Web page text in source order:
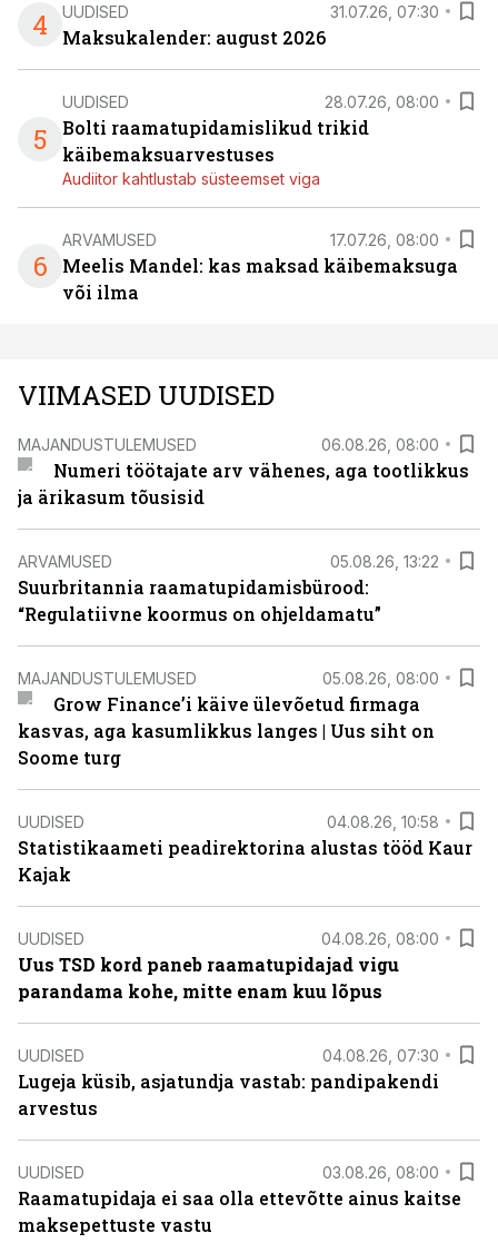
4 UUDISED 31.07.26, 07:30
Maksukalender: august 2026
5
UUDISED 28.07.26, 08:00
Bolti raamatupidamislikud trikid
käibemaksuarvestuses
Audiitor kahtlustab süsteemset viga
6
ARVAMUSED 17.07.26, 08:00
Meelis Mandel: kas maksad käibemaksuga
või ilma
VIIMASED UUDISED
MAJANDUSTULEMUSED 06.08.26, 08:00
Numeri töötajate arv vähenes, aga tootlikkus
ja ärikasum tõusisid
ARVAMUSED 05.08.26, 13:22
Suurbritannia raamatupidamisbürood:
“Regulatiivne koormus on ohjeldamatu”
MAJANDUSTULEMUSED 05.08.26, 08:00
Grow Finance’i käive ülevõetud firmaga
kasvas, aga kasumlikkus langes | Uus siht on
Soome turg
UUDISED 04.08.26, 10:58
Statistikaameti peadirektorina alustas tööd Kaur
Kajak
UUDISED 04.08.26, 08:00
Uus TSD kord paneb raamatupidajad vigu
parandama kohe, mitte enam kuu lõpus
UUDISED 04.08.26, 07:30
Lugeja küsib, asjatundja vastab: pandipakendi
arvestus
UUDISED 03.08.26, 08:00
Raamatupidaja ei saa olla ettevõtte ainus kaitse
maksepettuste vastu